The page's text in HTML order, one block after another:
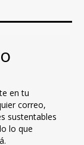
en tu
correo,
sustentables
lo que